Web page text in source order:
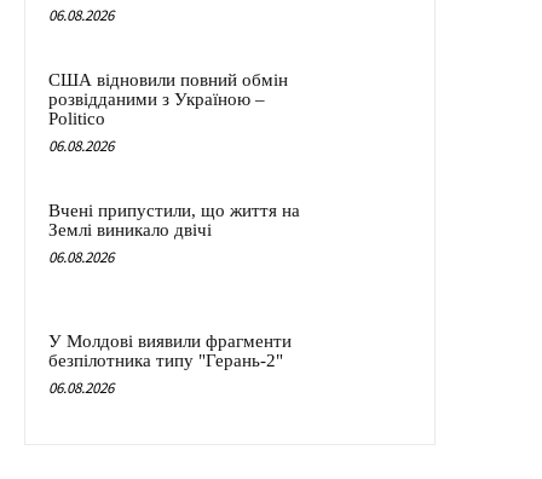
06.08.2026
США відновили повний обмін
розвідданими з Україною –
Politico
06.08.2026
Вчені припустили, що життя на
Землі виникало двічі
06.08.2026
У Молдові виявили фрагменти
безпілотника типу "Герань-2"
06.08.2026